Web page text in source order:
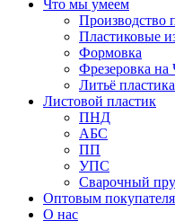
Что мы умеем
Производство
Пластиковые
Формовка
Фрезеровка
Литьё
Листовой пластик
ПНД
АБС
ПП
УПС
Сварочный
Оптовым
О нас